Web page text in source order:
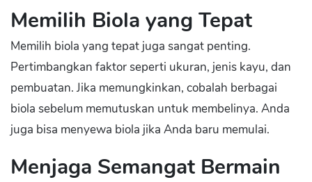
Memilih Biola yang Tepat
Memilih biola yang tepat juga sangat penting.
Pertimbangkan faktor seperti ukuran, jenis kayu, dan
pembuatan. Jika memungkinkan, cobalah berbagai
biola sebelum memutuskan untuk membelinya. Anda
juga bisa menyewa biola jika Anda baru memulai.
Menjaga Semangat Bermain